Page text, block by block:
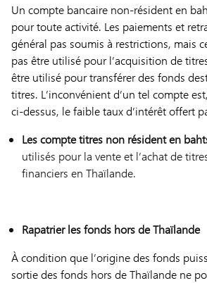
Un compte bancaire non-résident en
pour toute activité. Les paiements et
général pas soumis à restrictions, mais
pas être utilisé pour l’acquisition de
être utilisé pour transférer des fonds
titres. L’inconvénient d’un tel compte
ci-dessus, le faible taux d’intérêt offert
Les compte titres non résident en
utilisés pour la vente et l’achat de
financiers en Thaïlande.
Rapatrier les fonds hors de Thaïlande
À condition que l’origine des fonds
sortie des fonds hors de Thaïlande ne